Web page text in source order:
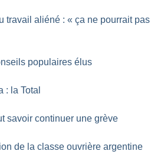
travail aliéné : « ça ne pourrait pas
populaires élus
: la Total
savoir continuer une grève
de la classe ouvrière argentine